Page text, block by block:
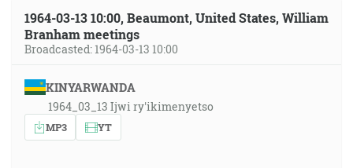
1964-03-13 10:00, Beaumont, United States, William
Branham meetings
Broadcasted: 1964-03-13 10:00
KINYARWANDA
1964_03_13 Ijwi ry'ikimenyetso
MP3 YT